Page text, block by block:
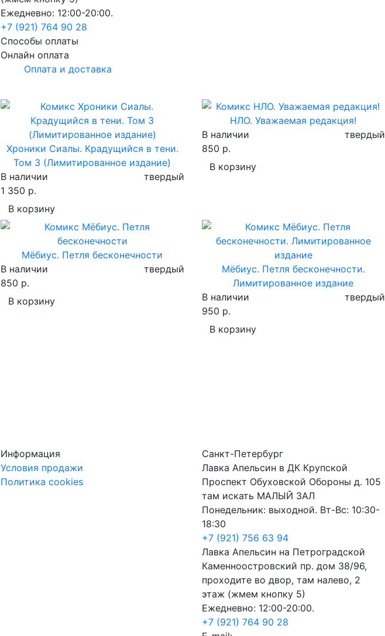
Ежедневно: 12:00-20:00.
+7 (921) 764 90 28
Способы оплаты
Онлайн оплата
Оплата и доставка
Хроники Сиалы. Крадущийся в тени.
Том 3 (Лимитированное издание)
В наличии
твердый
1 350 р.
В корзину
НЛО. Уважаемая редакция!
В наличии
твердый
850 р.
В корзину
Мёбиус. Петля бесконечности
В наличии
твердый
850 р.
В корзину
Мёбиус. Петля бесконечности.
Лимитированное издание
В наличии
твердый
950 р.
В корзину
Информация
Условия продажи
Политика cookies
Санкт-Петербург
Лавка Апельсин в ДК Крупской
Проспект Обуховской Обороны д. 105
там искать МАЛЫЙ ЗАЛ
Понедельник: выходной. Вт-Вс: 10:30-
18:30
+7 (921) 756 63 94
Лавка Апельсин на Петроградской
Каменноостровский пр. дом 38/96,
проходите во двор, там налево, 2
этаж (жмем кнопку 5)
Ежедневно: 12:00-20:00.
+7 (921) 764 90 28